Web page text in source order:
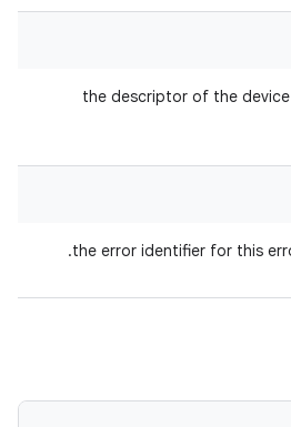
: the descriptor of the device